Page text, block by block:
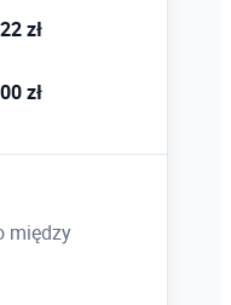
zł
zł
między